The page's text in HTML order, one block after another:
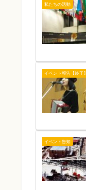
私たちの活動
イベント報告【終了】
イベント告知